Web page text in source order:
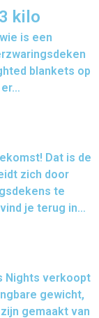
kilo
is een
blankets op
Dat is de
zich door
te
je terug in…
Nights verkoopt
gewicht,
gemaakt van